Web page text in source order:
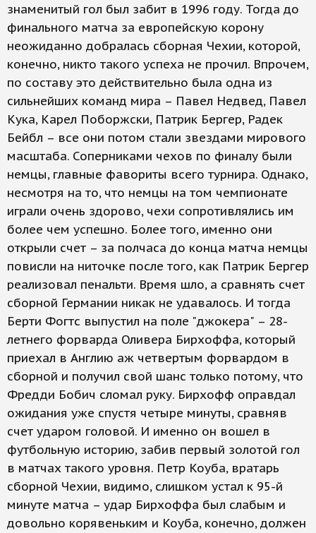
знаменитый гол был забит в 1996 году. Тогда до
финального матча за европейскую корону
неожиданно добралась сборная Чехии, которой,
конечно, никто такого успеха не прочил. Впрочем,
по составу это действительно была одна из
сильнейших команд мира – Павел Недвед, Павел
Кука, Карел Поборжски, Патрик Бергер, Радек
Бейбл – все они потом стали звездами мирового
масштаба. Соперниками чехов по финалу были
немцы, главные фавориты всего турнира. Однако,
несмотря на то, что немцы на том чемпионате
играли очень здорово, чехи сопротивлялись им
более чем успешно. Более того, именно они
открыли счет – за полчаса до конца матча немцы
повисли на ниточке после того, как Патрик Бергер
реализовал пенальти. Время шло, а сравнять счет
сборной Германии никак не удавалось. И тогда
Берти Фогтс выпустил на поле "джокера" – 28-
летнего форварда Оливера Бирхоффа, который
приехал в Англию аж четвертым форвардом в
сборной и получил свой шанс только потому, что
Фредди Бобич сломал руку. Бирхофф оправдал
ожидания уже спустя четыре минуты, сравняв
счет ударом головой. И именно он вошел в
футбольную историю, забив первый золотой гол
в матчах такого уровня. Петр Коуба, вратарь
сборной Чехии, видимо, слишком устал к 95-й
минуте матча – удар Бирхоффа был слабым и
довольно корявеньким и Коуба, конечно, должен